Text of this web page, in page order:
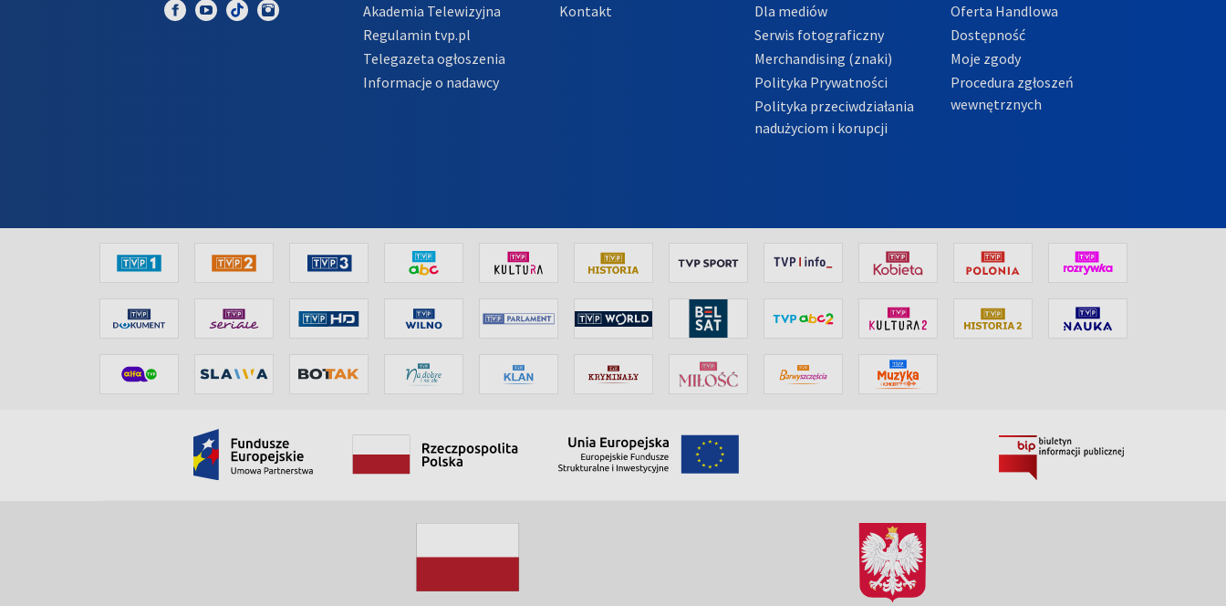
Akademia Telewizyjna
Regulamin tvp.pl
Telegazeta ogłoszenia
Informacje o nadawcy
Kontakt
Dla mediów
Serwis fotograficzny
Merchandising (znaki)
Polityka Prywatności
Polityka przeciwdziałania
nadużyciom i korupcji
Oferta Handlowa
Dostępność
Moje zgody
Procedura zgłoszeń
wewnętrznych